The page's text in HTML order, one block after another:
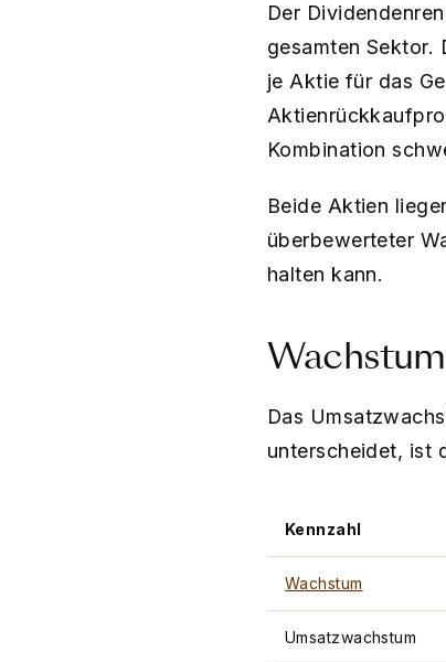
Der
gesamten Sektor.
je Aktie für das
Kombination
Beide Aktien
überbewerteter
halten kann.
Wachstum
Das
unterscheidet, ist
Kennzahl
Wachstum
Umsatzwachstum